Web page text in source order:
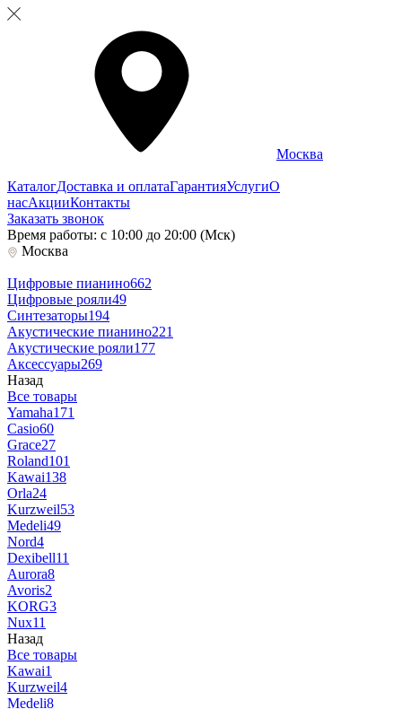
Москва
КаталогДоставка и оплатаГарантияУслугиО
насАкцииКонтакты
Заказать звонок
Время работы: с 10:00 до 20:00 (Мск)
Москва
Цифровые пианино662
Цифровые рояли49
Синтезаторы194
Акустические пианино221
Акустические рояли177
Аксессуары269
Назад
Все товары
Yamaha171
Casio60
Grace27
Roland101
Kawai138
Orla24
Kurzweil53
Medeli49
Nord4
Dexibell11
Aurora8
Avoris2
KORG3
Nux11
Назад
Все товары
Kawai1
Kurzweil4
Medeli8